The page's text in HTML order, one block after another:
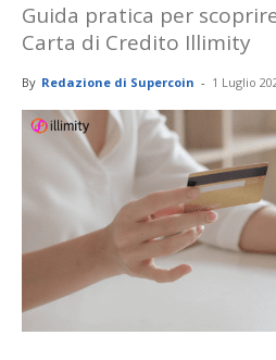
Guida pratica per
Carta di Credito Illimity
By Redazione di Supercoin - 1 Luglio